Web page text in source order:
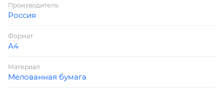
Производитель
Россия
Формат
А4
Материал
Мелованная бумага